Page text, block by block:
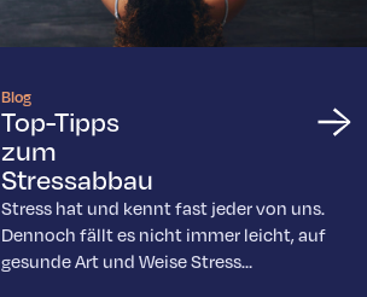
Blog
Top-Tipps
zum
Stressabbau
Stress hat und kennt fast jeder von uns.
Dennoch fällt es nicht immer leicht, auf
gesunde Art und Weise Stress…